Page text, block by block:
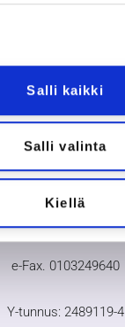
Salli kaikki
Salli valinta
Kiellä
Digisairaala
e-Fax. 0103249640
Y-tunnus: 2489119-4